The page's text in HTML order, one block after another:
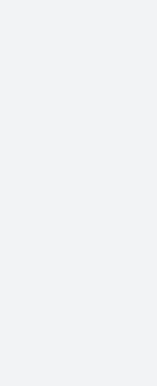
SAREEN